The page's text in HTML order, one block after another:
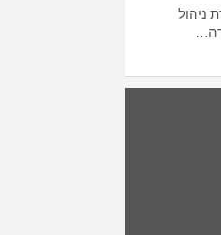
ניהול